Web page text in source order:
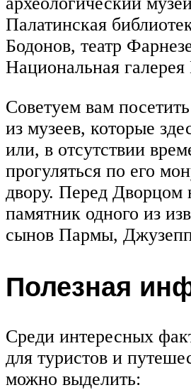
Палатинская
Бодонов, театр
Национальная
Советуем вам
из музеев, которые
или, в отсутствии
прогуляться по его
двору. Перед Дворцом
памятник одного из
сынов Пармы,
Полезная
Среди интересных
для туристов и
можно выделить: